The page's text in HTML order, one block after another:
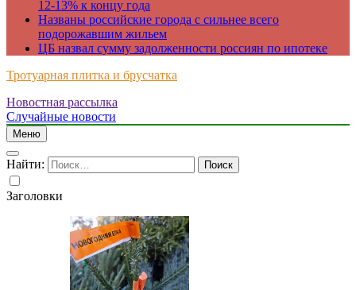
12-13% к концу года
Названы российские города с сильнее всего
подорожавшим жильем
ЦБ назвал сумму задолженности россиян по ипотеке
Тротуарная плитка и брусчатка
Just another WordPress site
Новостная рассылка
Случайные новости
Меню
Найти:
Заголовки